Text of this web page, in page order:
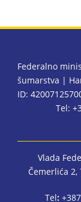
Federalno
šumarstva |
ID:
Tel:
Vlada
Čemerlića 2,
Tel: